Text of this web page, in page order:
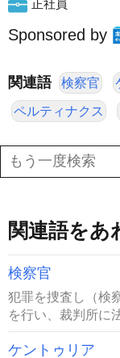
正社員
Sponsored by
関連語 検察官
ペルティナクス
関連語をあ
検察官
犯罪を捜査し（検
を行い、裁判所に
ケントゥリア